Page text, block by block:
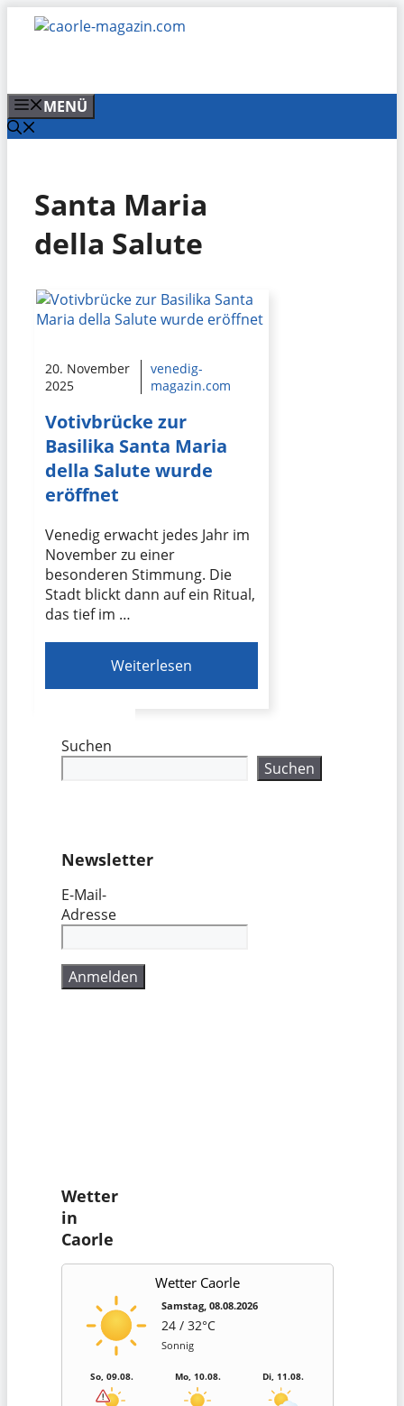
Zum
Inhalt
MENÜ
Santa Maria
della Salute
20. November
2025
venedig-
magazin.com
Votivbrücke zur
Basilika Santa Maria
della Salute wurde
eröffnet
Venedig erwacht jedes Jahr im
November zu einer
besonderen Stimmung. Die
Stadt blickt dann auf ein Ritual,
das tief im …
Weiterlesen
Suchen
Suchen
Newsletter
E-Mail-
Adresse
Wetter
in
Caorle
Wetter Caorle
Samstag, 08.08.2026
24 / 32°C
Sonnig
So, 09.08. Mo, 10.08. Di, 11.08.